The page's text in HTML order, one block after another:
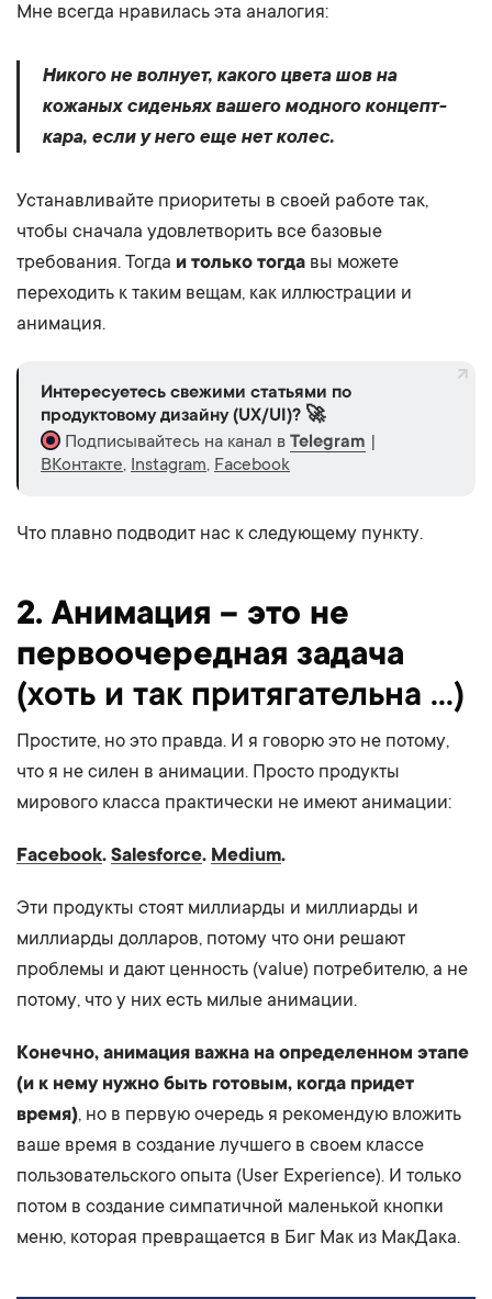
Мне всегда нравилась эта аналогия:
Никого не волнует, какого цвета шов на
кожаных сиденьях вашего модного концепт-
кара, если у него еще нет колес.
Устанавливайте приоритеты в своей работе так,
чтобы сначала удовлетворить все базовые
требования. Тогда и только тогда вы можете
переходить к таким вещам, как иллюстрации и
анимация.
Интересуетесь свежими статьями по
продуктовому дизайну (UX/UI)? 🚀
Подписывайтесь на канал в Telegram |
ВКонтакте, Instagram, Facebook
Что плавно подводит нас к следующему пункту.
2. Анимация – это не
первоочередная задача
(хоть и так притягательна ...)
Простите, но это правда. И я говорю это не потому,
что я не силен в анимации. Просто продукты
мирового класса практически не имеют анимации:
Facebook. Salesforce. Medium.
Эти продукты стоят миллиарды и миллиарды и
миллиарды долларов, потому что они решают
проблемы и дают ценность (value) потребителю, а не
потому, что у них есть милые анимации.
Конечно, анимация важна на определенном этапе
(и к нему нужно быть готовым, когда придет
время), но в первую очередь я рекомендую вложить
ваше время в создание лучшего в своем классе
пользовательского опыта (User Experience). И только
потом в создание симпатичной маленькой кнопки
меню, которая превращается в Биг Мак из МакДака.